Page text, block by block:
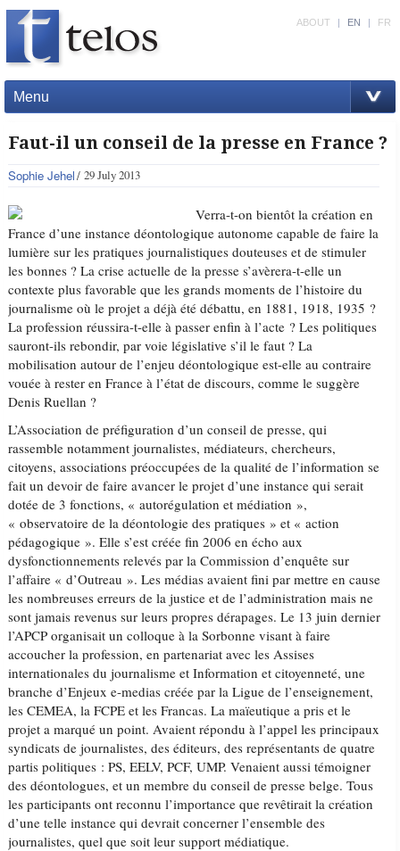
Menu
ABOUT | EN | FR
Faut-il un conseil de la presse en France ?
Sophie Jehel 29 July 2013
Verra-t-on bientôt la création en
France d’une instance déontologique autonome capable de faire la
lumière sur les pratiques journalistiques douteuses et de stimuler
les bonnes ? La crise actuelle de la presse s’avèrera-t-elle un
contexte plus favorable que les grands moments de l’histoire du
journalisme où le projet a déjà été débattu, en 1881, 1918, 1935 ?
La profession réussira-t-elle à passer enfin à l’acte ? Les politiques
sauront-ils rebondir, par voie législative s’il le faut ? La
mobilisation autour de l’enjeu déontologique est-elle au contraire
vouée à rester en France à l’état de discours, comme le suggère
Denis Ruellan ?
L’Association de préfiguration d’un conseil de presse, qui
rassemble notamment journalistes, médiateurs, chercheurs,
citoyens, associations préoccupées de la qualité de l’information se
fait un devoir de faire avancer le projet d’une instance qui serait
dotée de 3 fonctions, « autorégulation et médiation »,
« observatoire de la déontologie des pratiques » et « action
pédagogique ». Elle s’est créée fin 2006 en écho aux
dysfonctionnements relevés par la Commission d’enquête sur
l’affaire « d’Outreau ». Les médias avaient fini par mettre en cause
les nombreuses erreurs de la justice et de l’administration mais ne
sont jamais revenus sur leurs propres dérapages. Le 13 juin dernier
l’APCP organisait un colloque à la Sorbonne visant à faire
accoucher la profession, en partenariat avec les Assises
internationales du journalisme et Information et citoyenneté, une
branche d’Enjeux e-medias créée par la Ligue de l’enseignement,
les CEMEA, la FCPE et les Francas. La maïeutique a pris et le
projet a marqué un point. Avaient répondu à l’appel les principaux
syndicats de journalistes, des éditeurs, des représentants de quatre
partis politiques : PS, EELV, PCF, UMP. Venaient aussi témoigner
des déontologues, et un membre du conseil de presse belge. Tous
les participants ont reconnu l’importance que revêtirait la création
d’une telle instance qui devrait concerner l’ensemble des
journalistes, quel que soit leur support médiatique.